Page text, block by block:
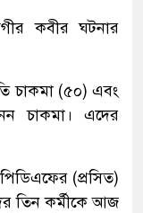
কবীর ঘটনার
চাকমা (৫০) এবং
চাকমা। এদের
(প্রসিত)
তিন কর্মীকে আজ